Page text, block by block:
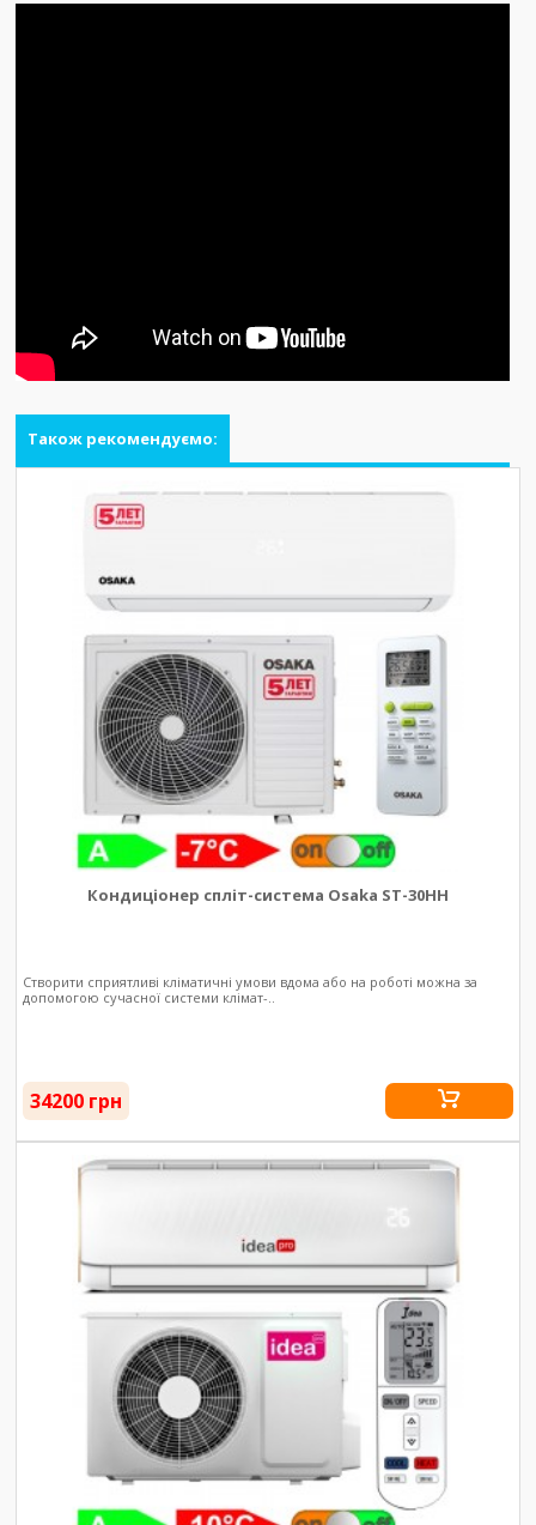
Також рекомендуємо:
Кондиціонер спліт-система Osaka ST-30HH
Створити сприятливі кліматичні умови вдома або на роботі можна за
допомогою сучасної системи клімат-..
34200 грн